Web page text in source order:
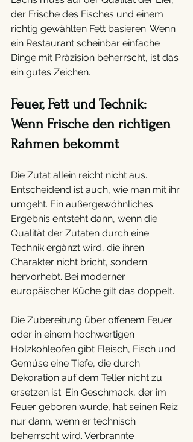
der Frische des Fisches und einem
richtig gewählten Fett basieren. Wenn
ein Restaurant scheinbar einfache
Dinge mit Präzision beherrscht, ist das
ein gutes Zeichen.
Feuer, Fett und Technik:
Wenn Frische den richtigen
Rahmen bekommt
Die Zutat allein reicht nicht aus.
Entscheidend ist auch, wie man mit ihr
umgeht. Ein außergewöhnliches
Ergebnis entsteht dann, wenn die
Qualität der Zutaten durch eine
Technik ergänzt wird, die ihren
Charakter nicht bricht, sondern
hervorhebt. Bei moderner
europäischer Küche gilt das doppelt.
Die Zubereitung über offenem Feuer
oder in einem hochwertigen
Holzkohleofen gibt Fleisch, Fisch und
Gemüse eine Tiefe, die durch
Dekoration auf dem Teller nicht zu
ersetzen ist. Ein Geschmack, der im
Feuer geboren wurde, hat seinen Reiz
nur dann, wenn er technisch
beherrscht wird. Verbrannte